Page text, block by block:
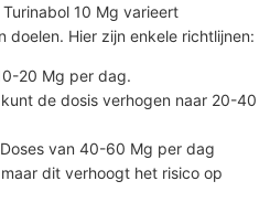
10 Mg varieert
doelen. Hier zijn enkele richtlijnen:
20 Mg per dag.
kunt de dosis verhogen naar 20-40
Doses van 40-60 Mg per dag
dit verhoogt het risico op